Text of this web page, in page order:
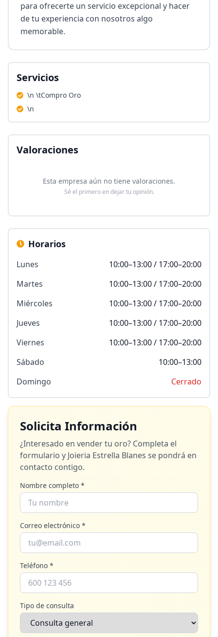
para ofrecerte un servicio excepcional y hacer
de tu experiencia con nosotros algo
memorable.
Servicios
\n \tCompro Oro
\n
Valoraciones
Esta empresa aún no tiene valoraciones.
Sé el primero en dejar tu opinión.
Horarios
Lunes
10:00–13:00 / 17:00–20:00
Martes
10:00–13:00 / 17:00–20:00
Miércoles
10:00–13:00 / 17:00–20:00
Jueves
10:00–13:00 / 17:00–20:00
Viernes
10:00–13:00 / 17:00–20:00
Sábado
10:00–13:00
Domingo
Cerrado
Solicita Información
¿Interesado en vender tu oro? Completa el
formulario y Joieria Estrella Blanes se pondrá en
contacto contigo.
Nombre completo *
Correo electrónico *
Teléfono *
Tipo de consulta